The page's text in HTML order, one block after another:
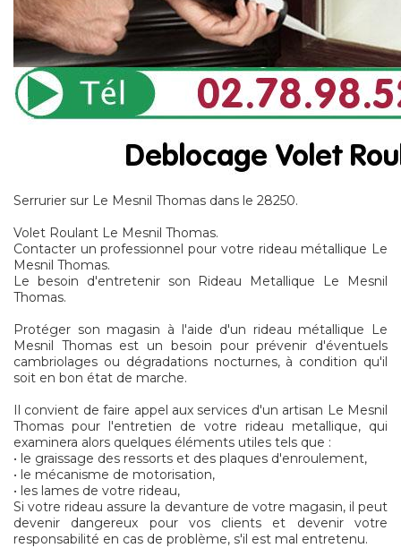
Serrurier sur Le Mesnil Thomas dans le 28250.
Volet Roulant Le Mesnil Thomas.
Contacter un professionnel pour votre rideau métallique Le
Mesnil Thomas.
Le besoin d'entretenir son Rideau Metallique Le Mesnil
Thomas.
Protéger son magasin à l'aide d'un rideau métallique Le
Mesnil Thomas est un besoin pour prévenir d'éventuels
cambriolages ou dégradations nocturnes, à condition qu'il
soit en bon état de marche.
Il convient de faire appel aux services d'un artisan Le Mesnil
Thomas pour l'entretien de votre rideau metallique, qui
examinera alors quelques éléments utiles tels que :
• le graissage des ressorts et des plaques d'enroulement,
• le mécanisme de motorisation,
• les lames de votre rideau,
Si votre rideau assure la devanture de votre magasin, il peut
devenir dangereux pour vos clients et devenir votre
responsabilité en cas de problème, s'il est mal entretenu.